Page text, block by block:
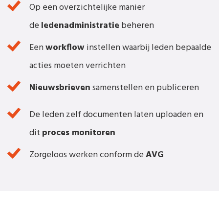
Op een overzichtelijke manier
de ledenadministratie beheren
Eenworkflowinstellen waarbij leden bepaalde
acties moeten verrichten
Nieuwsbrievensamenstellen en publiceren
De leden zelf documenten laten uploaden en
dit proces monitoren
Zorgeloos werken conform deAVG